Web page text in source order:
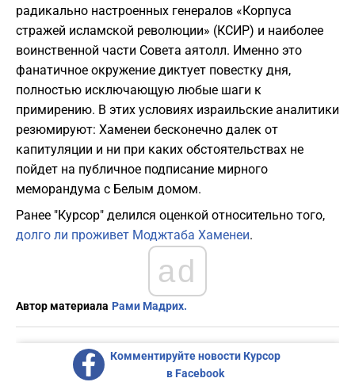
радикально настроенных генералов «Корпуса
стражей исламской революции» (КСИР) и наиболее
воинственной части Совета аятолл. Именно это
фанатичное окружение диктует повестку дня,
полностью исключающую любые шаги к
примирению. В этих условиях израильские аналитики
резюмируют: Хаменеи бесконечно далек от
капитуляции и ни при каких обстоятельствах не
пойдет на публичное подписание мирного
меморандума с Белым домом.
Ранее "Курсор" делился оценкой относительно того,
долго ли проживет Моджтаба Хаменеи.
ad
Автор материала Рами Мадрих.
Комментируйте новости Курсор
в Facebook